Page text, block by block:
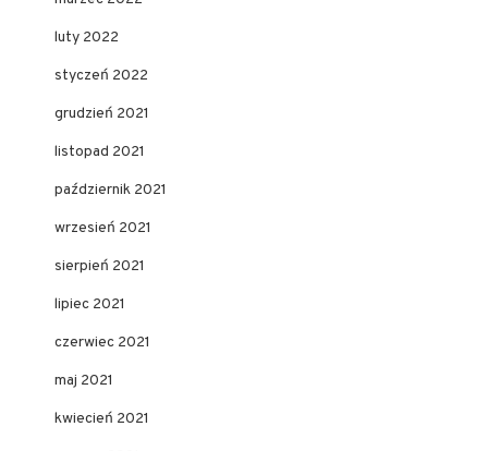
luty 2022
styczeń 2022
grudzień 2021
listopad 2021
październik 2021
wrzesień 2021
sierpień 2021
lipiec 2021
czerwiec 2021
maj 2021
kwiecień 2021